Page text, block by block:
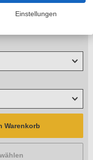
Warenkorb
Einstellungen